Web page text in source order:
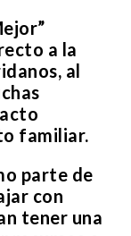
a la
al
familiar.
parte de
con
tener una